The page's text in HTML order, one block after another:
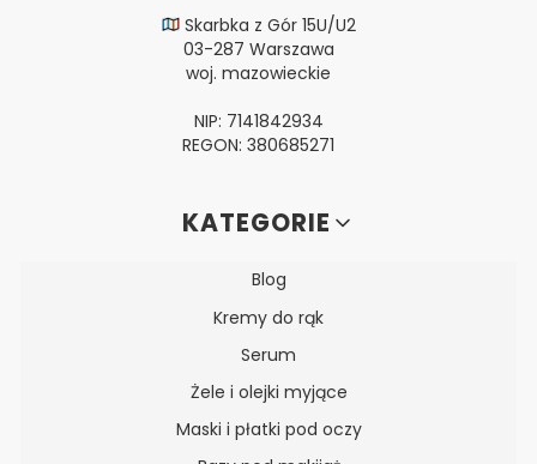
Skarbka z Gór 15U/U2
03-287 Warszawa
woj. mazowieckie
NIP: 7141842934
REGON: 380685271
Linki w stopceKATEGORIE
Blog
Kremy do rąk
Serum
Żele i olejki myjące
Maski i płatki pod oczy